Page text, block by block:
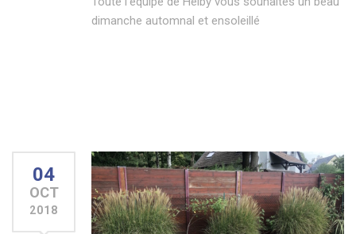
dimanche automnal et ensoleillé
04
OCT
2018